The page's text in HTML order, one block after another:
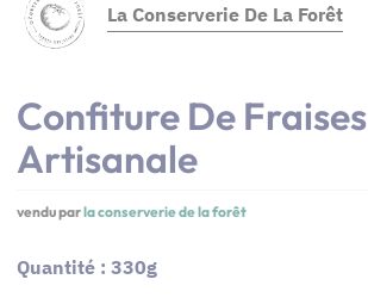
La Conserverie De La Forêt
Confiture De Fraises
Artisanale
vendu parla conserverie de la forêt
Quantité : 330g